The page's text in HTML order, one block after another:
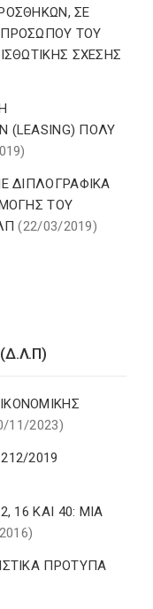
ΣΕ
ΤΟΥ
ΣΧΕΣΗΣ
(LEASING) ΠΟΛΥ
ΔΙΠΛΟΓΡΑΦΙΚΑ
ΤΟΥ
(22/03/2019)
(Δ.Λ.Π)
11/2023)
2019
16 ΚΑΙ 40: ΜΙΑ
ΠΡΟΤΥΠΑ